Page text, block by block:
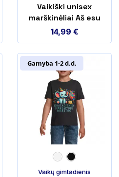
Vaikiški unisex
marškinėliai Aš esu
gimtadienio šefas!
14,99 €
Gamyba 1-2 d.d.
Vaikų gimtadienis